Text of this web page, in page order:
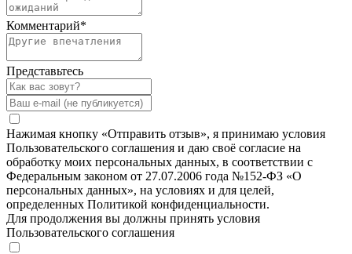
Комментарий*
Представьтесь
Нажимая кнопку «Отправить отзыв», я принимаю условия
Пользовательского соглашения и даю своё согласие на
обработку моих персональных данных, в соответствии с
Федеральным законом от 27.07.2006 года №152-ФЗ «О
персональных данных», на условиях и для целей,
определенных Политикой конфиденциальности.
Для продолжения вы должны принять условия
Пользовательского соглашения